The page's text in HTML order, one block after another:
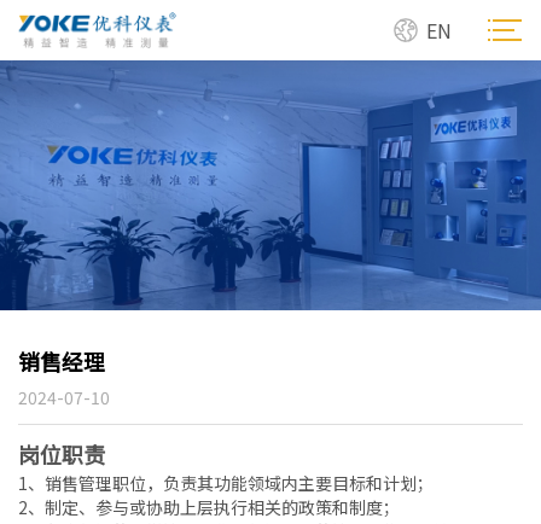
EN
销售经理
2024-07-10
岗位职责
1、销售管理职位，负责其功能领域内主要目标和计划；
2、制定、参与或协助上层执行相关的政策和制度；